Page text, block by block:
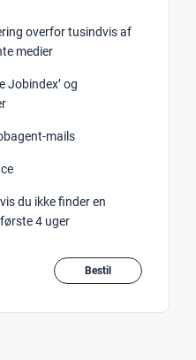
overfor tusindvis af
medier
Jobindex’ og
mails
du ikke finder en
4 uger
Bestil